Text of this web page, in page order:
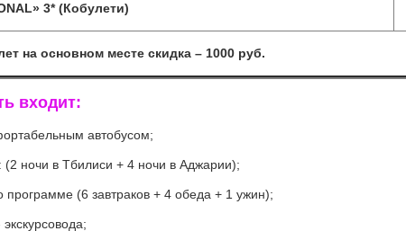
» 3* (Кобулети)
на основном месте скидка – 1000 руб.
входит:
автобусом;
ночи в Тбилиси + 4 ночи в Аджарии);
программе (6 завтраков + 4 обеда + 1 ужин);